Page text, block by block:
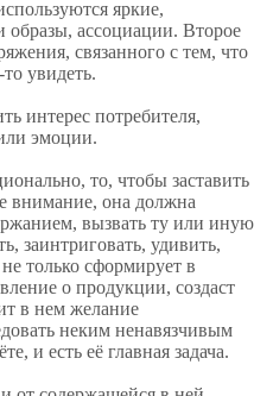
яркие,
образы, ассоциации. Второе
связанного с тем, что
увидеть.
интерес потребителя,
эмоции.
то, чтобы заставить
внимание, она должна
вызвать ту или иную
заинтриговать, удивить,
только сформирует в
о продукции, создаст
в нем желание
неким ненавязчивым
и есть её главная задача.